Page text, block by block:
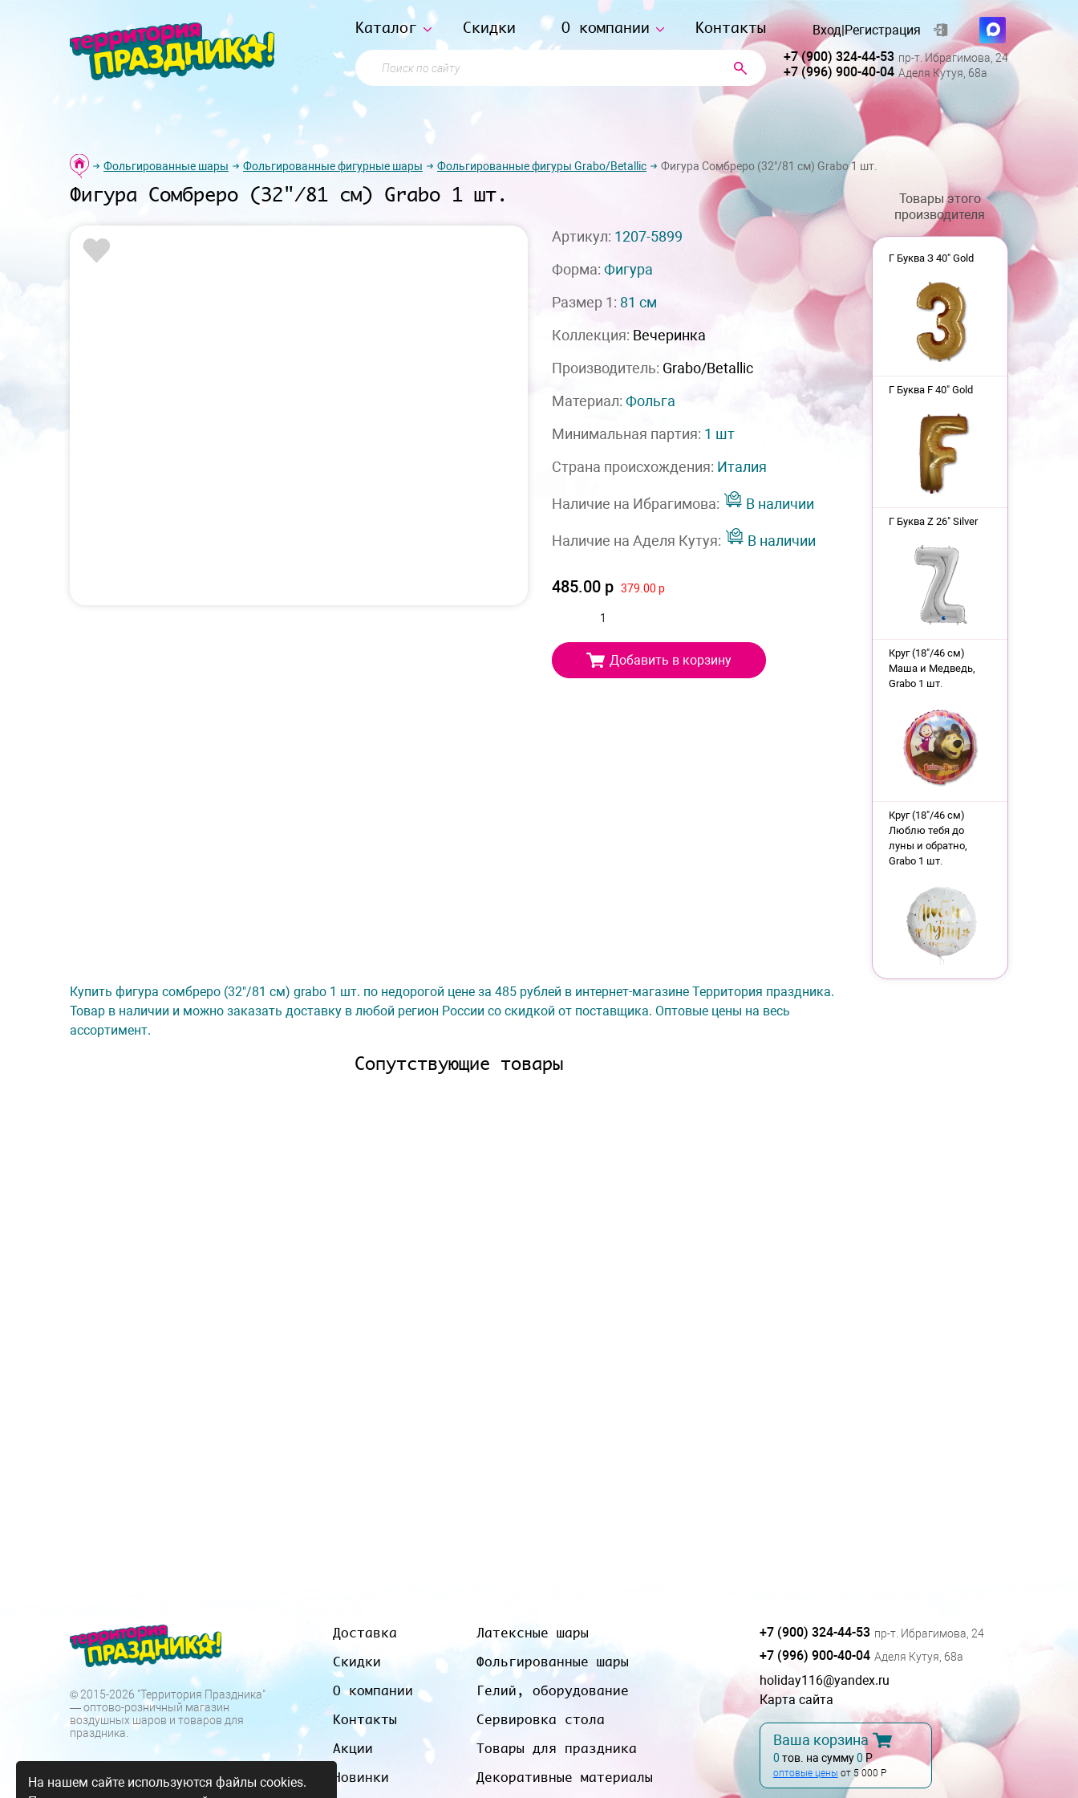
Каталог Скидки О компании Контакты
Поиск по сайту
Вход|Регистрация
+7 (900) 324-44-53 пр-т. Ибрагимова, 24
+7 (996) 900-40-04 Аделя Кутуя, 68а
Фольгированные шары Фольгированные фигурные шары Фольгированные фигуры Grabo/Betallic Фигура Сомбреро (32"/81 см) Grabo 1 шт.
Фигура Сомбреро (32"/81 см) Grabo 1 шт.
Артикул: 1207-5899
Форма: Фигура
Размер 1: 81 см
Коллекция: Вечеринка
Производитель: Grabo/Betallic
Материал: Фольга
Минимальная партия: 1 шт
Страна происхождения: Италия
Наличие на Ибрагимова: В наличии
Наличие на Аделя Кутуя: В наличии
485.00 р 379.00 р
Добавить в корзину
Купить фигура сомбреро (32"/81 см) grabo 1 шт. по недорогой цене за 485 рублей в интернет-магазине Территория праздника.
Товар в наличии и можно заказать доставку в любой регион России со скидкой от поставщика. Оптовые цены на весь
ассортимент.
Сопутствующие товары
Товары этого
производителя
Г Буква З 40" Gold
Г Буква F 40" Gold
Г Буква Z 26" Silver
Круг (18"/46 см)
Маша и Медведь,
Grabo 1 шт.
Круг (18"/46 см)
Люблю тебя до
луны и обратно,
Grabo 1 шт.
© 2015-2026 "Территория Праздника"
— оптово-розничный магазин
воздушных шаров и товаров для
праздника.
Доставка
Скидки
О компании
Контакты
Акции
Новинки
Латексные шары
Фольгированные шары
Гелий, оборудование
Сервировка стола
Товары для праздника
Декоративные материалы
+7 (900) 324-44-53 пр-т. Ибрагимова, 24
+7 (996) 900-40-04 Аделя Кутуя, 68а
holiday116@yandex.ru
Карта сайта
Ваша корзина
0 тов. на сумму0 Р
оптовые цены от 5 000 Р
На нашем сайте используются файлы cookies.